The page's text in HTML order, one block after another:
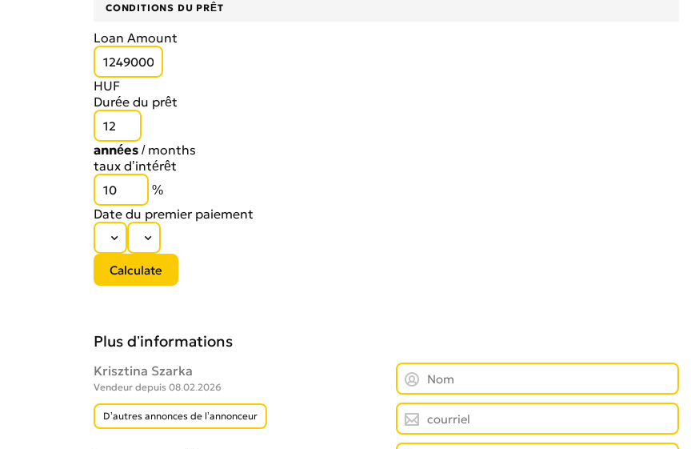
CONDITIONS DU PRÊT
Loan Amount
HUF
Durée du prêt
années / months
taux d’intérêt
%
Date du premier paiement
Plus d’informations
Krisztina Szarka
Vendeur depuis 08.02.2026
D’autres annonces de l’annonceur